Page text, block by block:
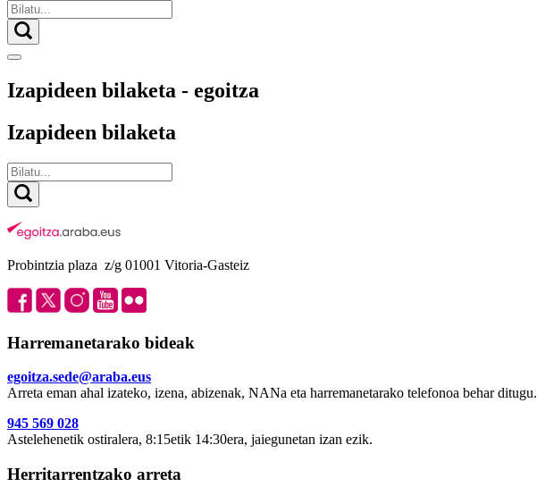
Izapideen bilaketa - egoitza
Izapideen bilaketa
Probintzia plaza z/g 01001 Vitoria-Gasteiz
Harremanetarako bideak
egoitza.sede@araba.eus
Arreta eman ahal izateko, izena, abizenak, NANa eta harremanetarako telefonoa behar ditugu.
945 569 028
Astelehenetik ostiralera, 8:15etik 14:30era, jaiegunetan izan ezik.
Herritarrentzako arreta